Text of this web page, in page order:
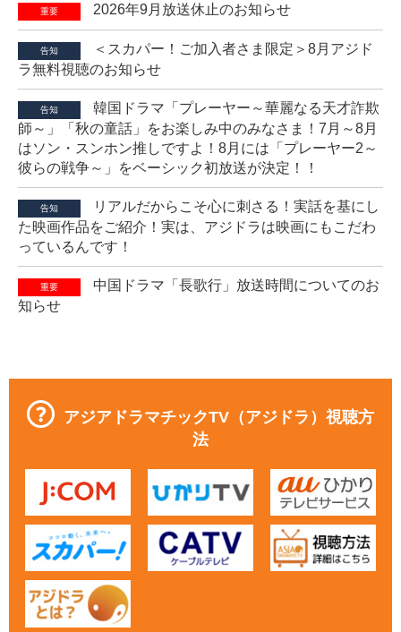
重要 2026年9月放送休止のお知らせ
告知
＜スカパー！ご加入者さま限定＞8月アジド
ラ無料視聴のお知らせ
告知
韓国ドラマ「プレーヤー～華麗なる天才詐欺
師～」「秋の童話」をお楽しみ中のみなさま！7月～8月
はソン・スンホン推しですよ！8月には「プレーヤー2～
彼らの戦争～」をベーシック初放送が決定！！
告知
リアルだからこそ心に刺さる！実話を基にし
た映画作品をご紹介！実は、アジドラは映画にもこだわ
っているんです！
重要
中国ドラマ「長歌行」放送時間についてのお
知らせ
アジアドラマチックTV（アジドラ）視聴方
法